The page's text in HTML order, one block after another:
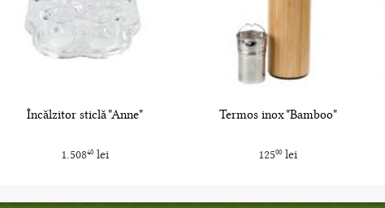
Încălzitor sticlă "Anne"
1.50840lei
Termos inox "Bamboo"
12500 lei